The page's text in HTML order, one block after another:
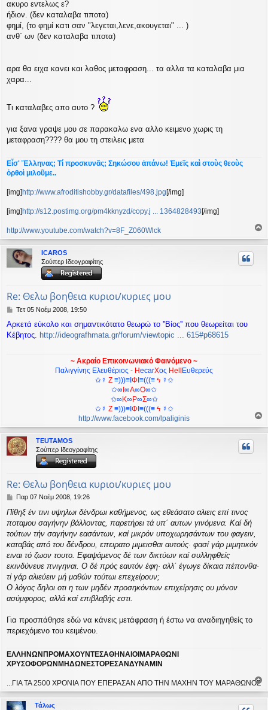
υ
σ
η
ακυρο εντελως ε?
ήδιον. (δεν καταλαβα τιποτα)
φημί, (το φημί κατι σαν "λεγεται,λενε,ακουγεται" ... )
ανθ΄ ων (δεν καταλαβα τιποτα)
αρα θα ειχα κανει και λαθος μεταφραση... τα αλλα τα καταλαβα μια
χαρα...
Τι καταλαβες απο αυτο ?
για ξανα γραψε μου σε παρακαλω ενα αλλο κειμενο χωρις τη
μεταφραση???? θα μου τη στειλεις μετα
Εἶσ' Ἕλληνας; Τί προσκυνᾶς; Σηκώσου ἀπάνω! Ἐμεῖς καὶ στοὺς θεοὺς
ὀρθοὶ μιλοῦμε..
[img] http://www.afroditishobby.gr/datafiles/498.jpg [/img]
[img] http://s12.postimg.org/pm4kknyzd/copy.j ... 1364828493 [/img]
http://www.youtube.com/watch?v=8F_Z060Wlck
ο
ρ
ICAROS
Σούπερ Ιδεογραφίτης
Re: Θελω βοηθεια κυριοι/κυριες μου
Δ
μ
ο
Τετ 05 Νοέμ 2008, 19:50
Aρκετά εύκολο και σημαντικότατο θεωρώ το ''Βίος'' που θεωρείται του
Κέβητος. http://ideografhmata.gr/forum/viewtopic ... 615#p68615
~ Ακραίο Επικοινωνιακό Φαινόμενο ~
Παλιγγίνης Ελευθέριος - HecarΧος HellΕυθερεύς
✩☿ Z ≡)))≡IΦI≡(((≡ ϟ ☿✩
✩∞Ι∞Α∞Ο∞✩
✩∞Κ∞Ρ∞Σ∞✩
✩☿ Z ≡)))≡IΦI≡(((≡ ϟ ☿✩
http://www.facebook.com/lpaliginis
ρ
TEUTAMOS
Σούπερ Ιδεογραφίτης
Re: Θελω βοηθεια κυριοι/κυριες μου
Δ
μ
ο
σ
ί
υ
σ
η
Παρ 07 Νοέμ 2008, 19:26
Πίθηξ έν τινι υψηλωι δένδρωι καθήμενος, ως εθεάσατο αλιεις επί τινος
ποταμου σαγήνην βάλλοντας, παρετήρει τά υπ΄ αυτων γινόμενα. Καί δή
τούτων τήν σαγήνην εασάντων, καί μικρόν υποχωρησάντων του φαγειν,
καταβάς από του δένδρου, επειρατο μιμεισθαι αυτούς· φασί γάρ μιμητικόν
ειναι τό ζωον τουτο. Εφαψάμενος δέ των δικτύων καί συλληφθείς
εκινδύνευε πνιγηναι. Ο δέ πρός εαυτόν έφη· αλλ΄ έγωγε δίκαια πέπονθα·
τί γάρ αλιεύειν μή μαθών τούτωι επεχείρουν;
Ο λόγος δηλοι oτι η των μηδέν προσηκόντων επιχείρησις ου μόνον
ασύμφορος, αλλά καί επιβλαβής εστι.
Για προσπάθησε εδώ να κάνεις μετάφραση ή έστω να αναδιηγηθείς το
περιεχόμενο του κειμένου.
ΕΛΛΗΝΩΝΠΡΟΜΑΧΟΥΝΤΕΣΑΘΗΝΑΙΟΙΜΑΡΑΘΩΝΙ
ΧΡΥΣΟΦΟΡΩΝΜΗΔΩΝΕΣΤΟΡΕΣΑΝΔΥΝΑΜΙΝ
...ΓΙΑ ΤΑ 2500 ΧΡΟΝΙΑ ΠΟΥ ΕΠΕΡΑΣΑΝ ΑΠΟ ΤΗΝ ΜΑΧΗΝ ΤΟΥ ΜΑΡΑΘΩΝΟΣ
ο
ρ
Τάλως